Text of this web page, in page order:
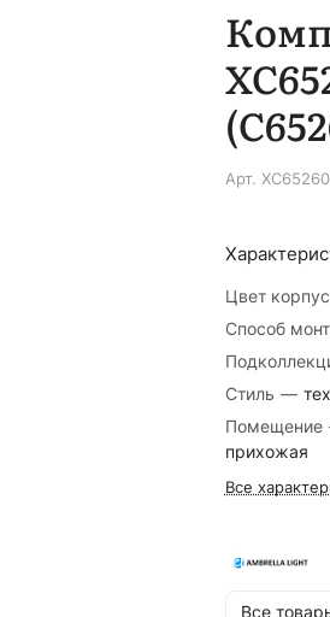
Арт.
Цвет
Способ
Стиль —
Помещение
прихожая
Все
Все